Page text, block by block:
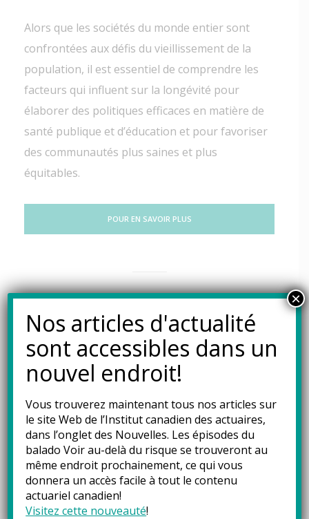
Alors que les sociétés du monde entier sont
confrontées aux défis du vieillissement de la
population, il est essentiel de comprendre les
facteurs qui influent sur la longévité pour
élaborer des politiques efficaces en matière de
santé publique et d’éducation et pour favoriser
des communautés plus saines et plus
équitables.
POUR EN SAVOIR PLUS
ARGUMENTS EN FAVEUR
DE LA MISE EN PLACE D’UN
BUREAU DE L’ACTUAIRE
NATIONAL EN CHEF DE LA
Opinions 30 janvier 2024
Nos articles d'actualité
sont accessibles dans un
nouvel endroit!
Vous trouverez maintenant tous nos articles sur
le site Web de l’Institut canadien des actuaires,
dans l’onglet des Nouvelles. Les épisodes du
balado Voir au-delà du risque se trouveront au
même endroit prochainement, ce qui vous
donnera un accès facile à tout le contenu
actuariel canadien!
Visitez cette nouveauté!
×